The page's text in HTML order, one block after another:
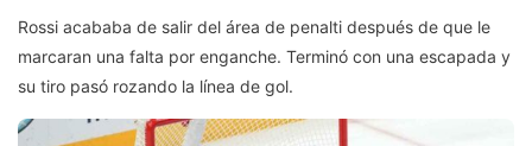
Rossi acababa de salir del área de penalti después de que le
marcaran una falta por enganche. Terminó con una escapada y
su tiro pasó rozando la línea de gol.